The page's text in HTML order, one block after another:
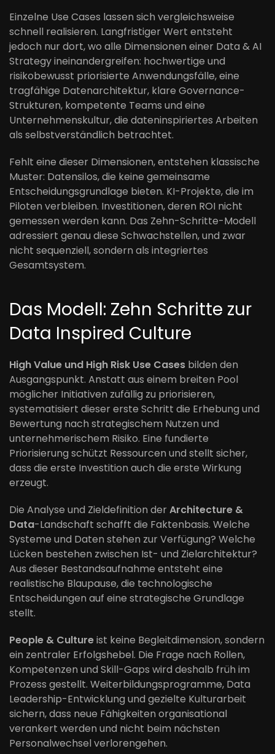
Einzelne Use Cases lassen sich vergleichsweise
schnell realisieren. Langfristiger Wert entsteht
jedoch nur dort, wo alle Dimensionen einer Data & AI
Strategy ineinandergreifen: hochwertige und
risikobewusst priorisierte Anwendungsfälle, eine
tragfähige Datenarchitektur, klare Governance-
Strukturen, kompetente Teams und eine
Unternehmenskultur, die dateninspiriertes Arbeiten
als selbstverständlich betrachtet.
Fehlt eine dieser Dimensionen, entstehen klassische
Muster: Datensilos, die keine gemeinsame
Entscheidungsgrundlage bieten. KI-Projekte, die im
Piloten verbleiben. Investitionen, deren ROI nicht
gemessen werden kann. Das Zehn-Schritte-Modell
adressiert genau diese Schwachstellen, und zwar
nicht sequenziell, sondern als integriertes
Gesamtsystem.
Das Modell: Zehn Schritte zur
Data Inspired Culture
High Value und High Risk Use Cases bilden den
Ausgangspunkt. Anstatt aus einem breiten Pool
möglicher Initiativen zufällig zu priorisieren,
systematisiert dieser erste Schritt die Erhebung und
Bewertung nach strategischem Nutzen und
unternehmerischem Risiko. Eine fundierte
Priorisierung schützt Ressourcen und stellt sicher,
dass die erste Investition auch die erste Wirkung
erzeugt.
Die Analyse und Zieldefinition derArchitecture &
Data-Landschaft schafft die Faktenbasis. Welche
Systeme und Daten stehen zur Verfügung? Welche
Lücken bestehen zwischen Ist- und Zielarchitektur?
Aus dieser Bestandsaufnahme entsteht eine
realistische Blaupause, die technologische
Entscheidungen auf eine strategische Grundlage
stellt.
People & Cultureist keine Begleitdimension, sondern
ein zentraler Erfolgshebel. Die Frage nach Rollen,
Kompetenzen und Skill-Gaps wird deshalb früh im
Prozess gestellt. Weiterbildungsprogramme, Data
Leadership-Entwicklung und gezielte Kulturarbeit
sichern, dass neue Fähigkeiten organisational
verankert werden und nicht beim nächsten
Personalwechsel verlorengehen.